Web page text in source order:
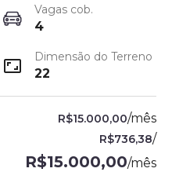
Vagas cob.
4
Dimensão do Terreno
22
R$15.000,00/mês
R$736,38/
R$15.000,00/mês